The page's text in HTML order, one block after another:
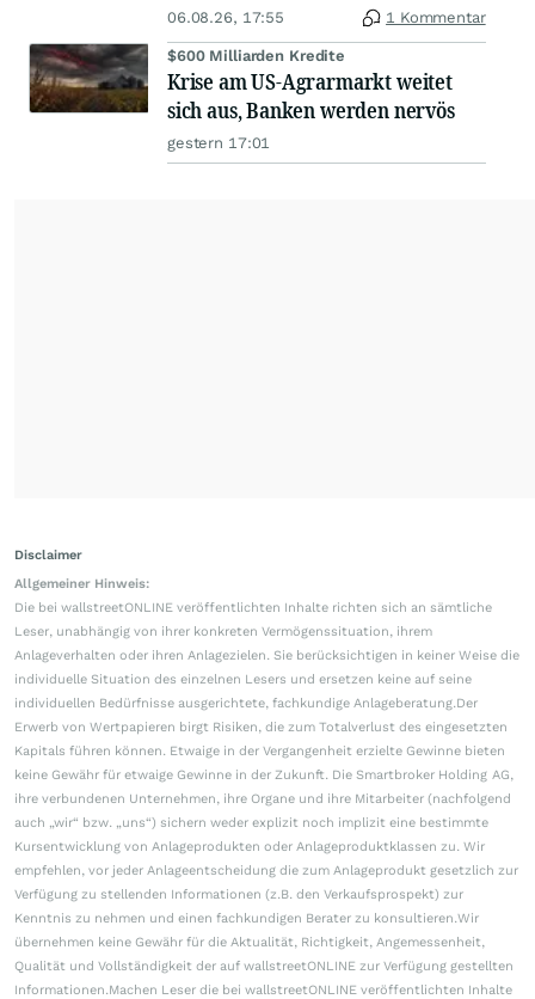
06.08.26, 17:55 1 Kommentar
$600 Milliarden Kredite
Krise am US-Agrarmarkt weitet
sich aus, Banken werden nervös
gestern 17:01
Disclaimer
Allgemeiner Hinweis:
Die bei wallstreetONLINE veröffentlichten Inhalte richten sich an sämtliche
Leser, unabhängig von ihrer konkreten Vermögenssituation, ihrem
Anlageverhalten oder ihren Anlagezielen. Sie berücksichtigen in keiner Weise die
individuelle Situation des einzelnen Lesers und ersetzen keine auf seine
individuellen Bedürfnisse ausgerichtete, fachkundige Anlageberatung.Der
Erwerb von Wertpapieren birgt Risiken, die zum Totalverlust des eingesetzten
Kapitals führen können. Etwaige in der Vergangenheit erzielte Gewinne bieten
keine Gewähr für etwaige Gewinne in der Zukunft. Die Smartbroker Holding AG,
ihre verbundenen Unternehmen, ihre Organe und ihre Mitarbeiter (nachfolgend
auch „wir“ bzw. „uns“) sichern weder explizit noch implizit eine bestimmte
Kursentwicklung von Anlageprodukten oder Anlageproduktklassen zu. Wir
empfehlen, vor jeder Anlageentscheidung die zum Anlageprodukt gesetzlich zur
Verfügung zu stellenden Informationen (z.B. den Verkaufsprospekt) zur
Kenntnis zu nehmen und einen fachkundigen Berater zu konsultieren.Wir
übernehmen keine Gewähr für die Aktualität, Richtigkeit, Angemessenheit,
Qualität und Vollständigkeit der auf wallstreetONLINE zur Verfügung gestellten
Informationen.Machen Leser die bei wallstreetONLINE veröffentlichten Inhalte